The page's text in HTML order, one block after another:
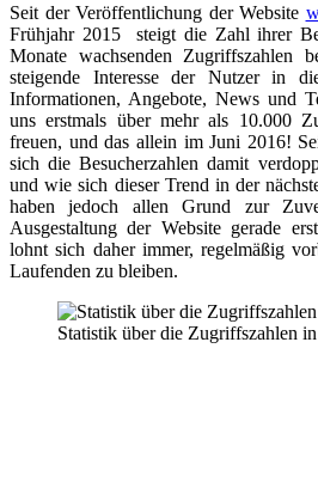
Seit der Veröffentlichung der Website
Frühjahr 2015 steigt die Zahl ihrer
Monate wachsenden Zugriffszahlen
steigende Interesse der Nutzer in
Informationen, Angebote, News und
uns erstmals über mehr als 10.000
freuen, und das allein im Juni 2016!
sich die Besucherzahlen damit
und wie sich dieser Trend in der
haben jedoch allen Grund zur
Ausgestaltung der Website gerade
lohnt sich daher immer, regelmäßig
Laufenden zu bleiben.
Statistik über die Zugriffszahlen